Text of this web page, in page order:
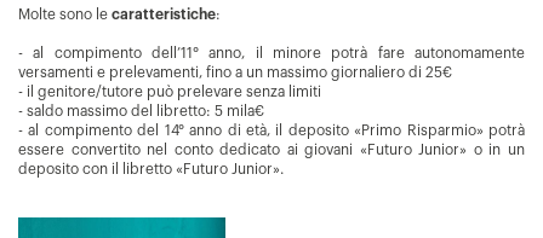
Molte sono le caratteristiche:
- al compimento dell’11° anno, il minore potrà fare autonomamente
versamenti e prelevamenti, fino a un massimo giornaliero di 25€
- il genitore/tutore può prelevare senza limiti
- saldo massimo del libretto: 5 mila€
- al compimento del 14° anno di età, il deposito «Primo Risparmio» potrà
essere convertito nel conto dedicato ai giovani «Futuro Junior» o in un
deposito con il libretto «Futuro Junior».